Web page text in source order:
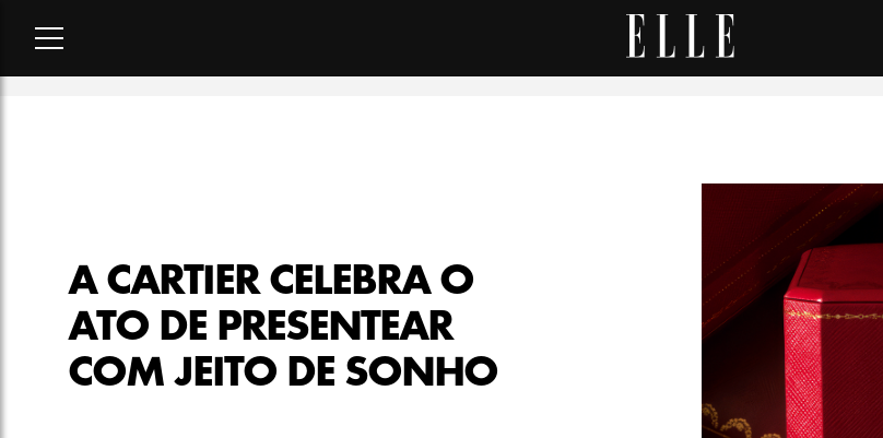
A CARTIER CELEBRA O
ATO DE PRESENTEAR
COM JEITO DE SONHO